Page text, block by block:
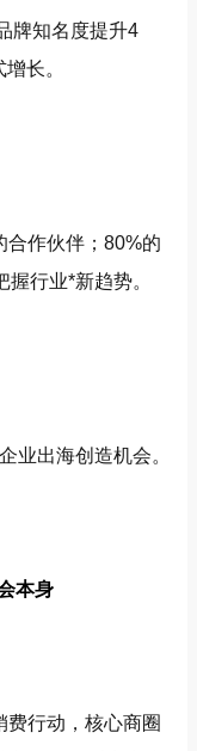
牌知名度提升4
长。
合作伙伴；80%的
行业*新趋势。
业出海创造机会。
本身
费行动，核心商圈